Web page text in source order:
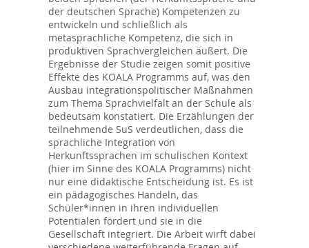
der deutschen Sprache) Kompetenzen zu
entwickeln und schließlich als
metasprachliche Kompetenz, die sich in
produktiven Sprachvergleichen äußert. Die
Ergebnisse der Studie zeigen somit positive
Effekte des KOALA Programms auf, was den
Ausbau integrationspolitischer Maßnahmen
zum Thema Sprachvielfalt an der Schule als
bedeutsam konstatiert. Die Erzählungen der
teilnehmende SuS verdeutlichen, dass die
sprachliche Integration von
Herkunftssprachen im schulischen Kontext
(hier im Sinne des KOALA Programms) nicht
nur eine didaktische Entscheidung ist. Es ist
ein pädagogisches Handeln, das
Schüler*innen in ihren individuellen
Potentialen fördert und sie in die
Gesellschaft integriert. Die Arbeit wirft dabei